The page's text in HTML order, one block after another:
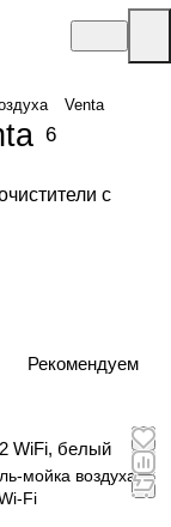
Venta
6
с
Рекомендуем
WiFi, белый
мойка воздуха с
Fi